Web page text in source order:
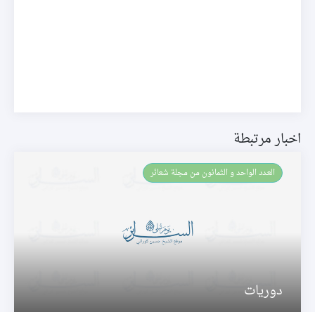
اخبار مرتبطة
العـدد الواحد و الثمانون من مجلة شعائر
دوريات